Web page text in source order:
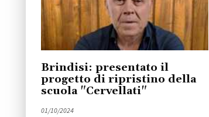
Brindisi: presentato il
progetto di ripristino della
scuola "Cervellati"
01/10/2024